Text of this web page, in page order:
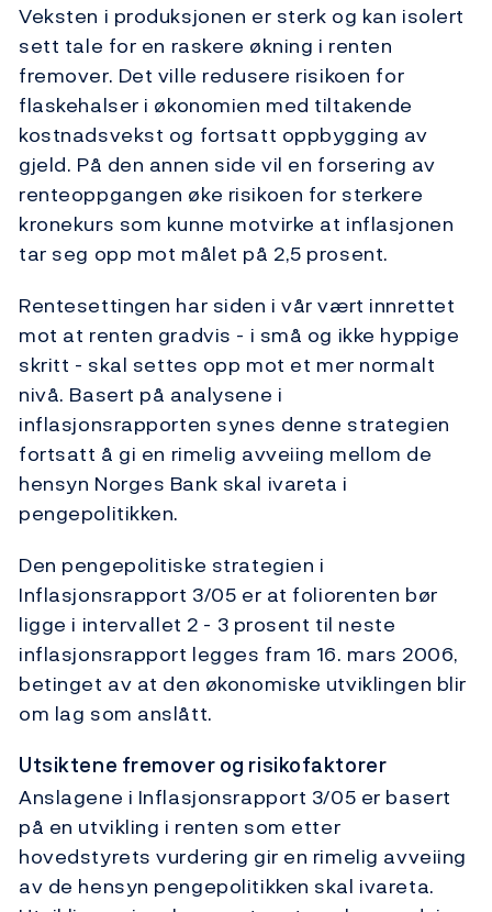
Veksten i produksjonen er sterk og kan isolert
sett tale for en raskere økning i renten
fremover. Det ville redusere risikoen for
flaskehalser i økonomien med tiltakende
kostnadsvekst og fortsatt oppbygging av
gjeld. På den annen side vil en forsering av
renteoppgangen øke risikoen for sterkere
kronekurs som kunne motvirke at inflasjonen
tar seg opp mot målet på 2,5 prosent.
Rentesettingen har siden i vår vært innrettet
mot at renten gradvis - i små og ikke hyppige
skritt - skal settes opp mot et mer normalt
nivå. Basert på analysene i
inflasjonsrapporten synes denne strategien
fortsatt å gi en rimelig avveiing mellom de
hensyn Norges Bank skal ivareta i
pengepolitikken.
Den pengepolitiske strategien i
Inflasjonsrapport 3/05 er at foliorenten bør
ligge i intervallet 2 - 3 prosent til neste
inflasjonsrapport legges fram 16. mars 2006,
betinget av at den økonomiske utviklingen blir
om lag som anslått.
Utsiktene fremover og risikofaktorer
Anslagene i Inflasjonsrapport 3/05 er basert
på en utvikling i renten som etter
hovedstyrets vurdering gir en rimelig avveiing
av de hensyn pengepolitikken skal ivareta.